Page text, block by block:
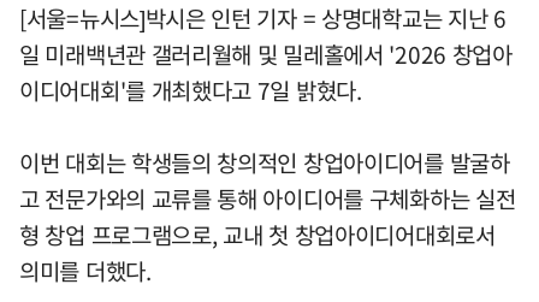
[서울=뉴시스]박시은 인턴 기자 = 상명대학교는 지난 6
일 미래백년관 갤러리월해 및 밀레홀에서 '2026 창업아
이디어대회'를 개최했다고 7일 밝혔다.
이번 대회는 학생들의 창의적인 창업아이디어를 발굴하
고 전문가와의 교류를 통해 아이디어를 구체화하는 실전
형 창업 프로그램으로, 교내 첫 창업아이디어대회로서
의미를 더했다.